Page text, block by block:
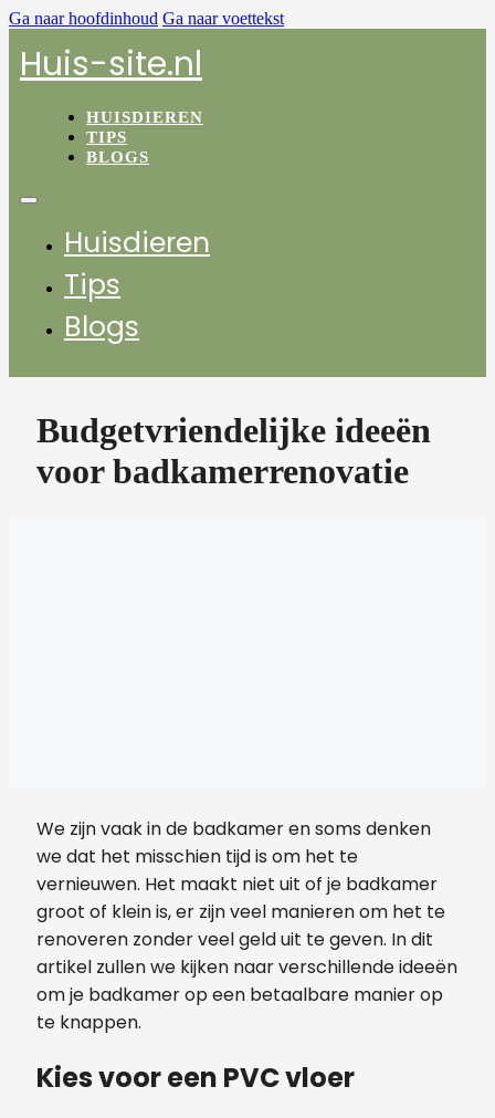
Ga naar hoofdinhoud Ga naar voettekst
Huis-site.nl
HUISDIEREN
TIPS
BLOGS
Huisdieren
Tips
Blogs
Budgetvriendelijke ideeën
voor badkamerrenovatie
We zijn vaak in de badkamer en soms denken
we dat het misschien tijd is om het te
vernieuwen. Het maakt niet uit of je badkamer
groot of klein is, er zijn veel manieren om het te
renoveren zonder veel geld uit te geven. In dit
artikel zullen we kijken naar verschillende ideeën
om je badkamer op een betaalbare manier op
te knappen.
Kies voor een PVC vloer